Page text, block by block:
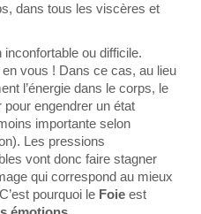
dans tous les viscères et
ou difficile.
vous ! Dans ce cas, au lieu
l’énergie dans le corps, le
pour engendrer un état
importante selon
Les pressions
vont donc faire stagner
qui correspond au mieux
pourquoi le Foie est